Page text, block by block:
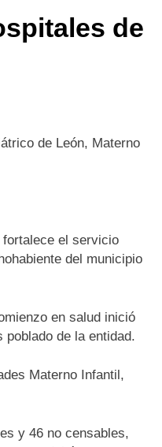
de
de León, Materno
fortalece el servicio
del municipio
en salud inició
de la entidad.
Materno Infantil,
y 46 no censables,